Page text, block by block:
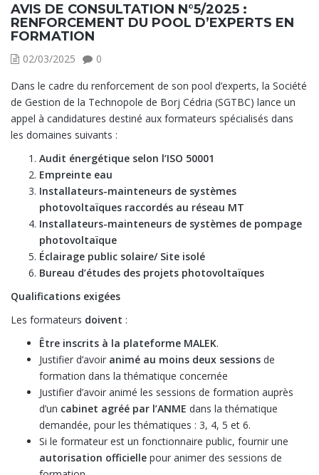
AVIS DE CONSULTATION N°5/2025 :
RENFORCEMENT DU POOL D’EXPERTS EN
FORMATION
02/03/2025
0
Dans le cadre du renforcement de son pool d’experts, la Société
de Gestion de la Technopole de Borj Cédria (SGTBC) lance un
appel à candidatures destiné aux formateurs spécialisés dans
les domaines suivants :
Audit énergétique selon l’ISO 50001
Empreinte eau
Installateurs-mainteneurs de systèmes
photovoltaïques raccordés au réseau MT
Installateurs-mainteneurs de systèmes de pompage
photovoltaïque
Éclairage public solaire/ Site isolé
Bureau d’études des projets photovoltaïques
Qualifications exigées
Les formateurs doivent :
Être inscrits à la plateforme MALEK.
Justifier d’avoir animé au moins deux sessions de
formation dans la thématique concernée
Justifier d’avoir animé les sessions de formation auprès
d’un cabinet agréé par l’ANME dans la thématique
demandée, pour les thématiques : 3, 4, 5 et 6.
Si le formateur est un fonctionnaire public, fournir une
autorisation officielle pour animer des sessions de